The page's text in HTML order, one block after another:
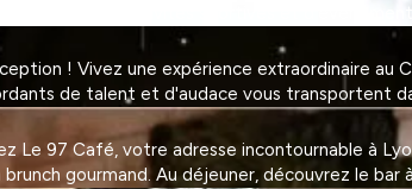
multitude d'activités sportives et
! Vivez une expérience extraordinaire
de talent et d'audace vous transportent
Le 97 Café, votre adresse incontournable à
gourmand. Au déjeuner, découvrez le bar